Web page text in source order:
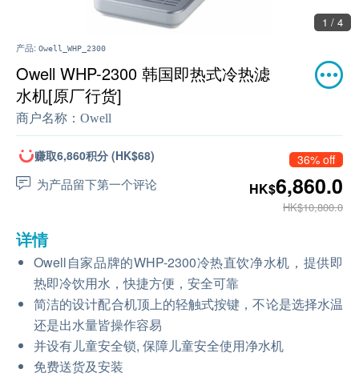
1 / 4
产品: Owell_WHP_2300
Owell WHP-2300 韩国即热式冷热滤
水机[原厂行货]
商户名称： Owell
赚取6,860积分 (HK$68)
为产品留下第一个评论
36% off
HK$6,860.0
HK$10,800.0
详情
Owell自家品牌的WHP-2300冷热直饮净水机，提供即
热即冷饮用水，快捷方便，安全可靠
简洁的设计配合机顶上的轻触式按键，不论是选择水温
还是出水量皆操作容易
并设有儿童安全锁, 保障儿童安全使用净水机
免费送货及安装